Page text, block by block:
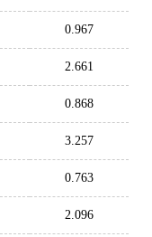
0.967
2.661
0.868
3.257
0.763
2.096